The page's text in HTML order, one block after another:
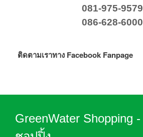
081-975-9579
086-628-6000
ติดตามเราทาง Facebook Fanpage
GreenWater Shopping